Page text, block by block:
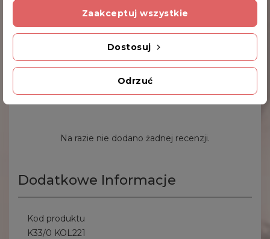
Wisiorek Srebrny Z Wzorem Greckim
WIS262
66,00 zł
Komentarze (0)
Na razie nie dodano żadnej recenzji.
Dodatkowe Informacje
Kod produktu
K33/0 KOL221
Odrzuć
Dostosuj
Zaakceptuj wszystkie